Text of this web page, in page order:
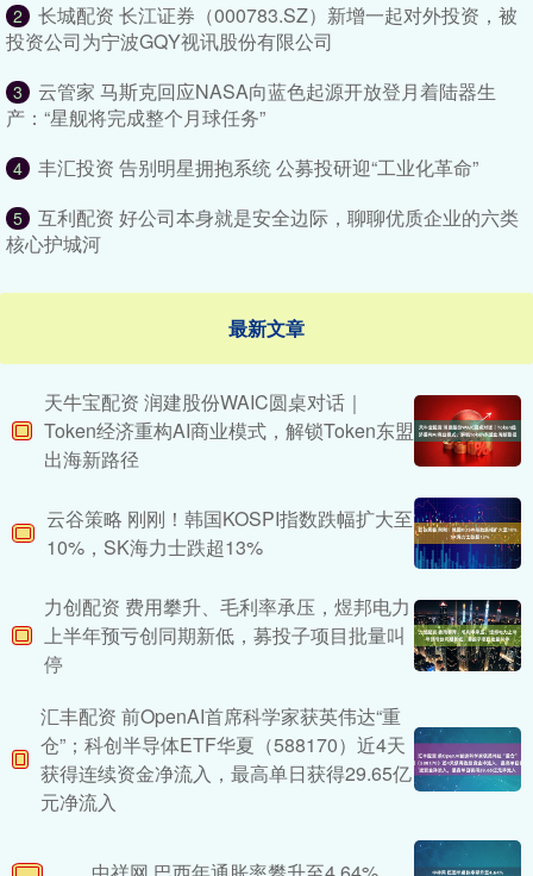
2
长城配资 长江证券（000783.SZ）新增一起对外投资，被
投资公司为宁波GQY视讯股份有限公司
3
云管家 马斯克回应NASA向蓝色起源开放登月着陆器生
产：“星舰将完成整个月球任务”
4 丰汇投资 告别明星拥抱系统 公募投研迎“工业化革命”
5
互利配资 好公司本身就是安全边际，聊聊优质企业的六类
核心护城河
最新文章
天牛宝配资 润建股份WAIC圆桌对话｜
Token经济重构AI商业模式，解锁Token东盟
出海新路径
云谷策略 刚刚！韩国KOSPI指数跌幅扩大至
10%，SK海力士跌超13%
力创配资 费用攀升、毛利率承压，煜邦电力
上半年预亏创同期新低，募投子项目批量叫
停
汇丰配资 前OpenAI首席科学家获英伟达“重
仓”；科创半导体ETF华夏（588170）近4天
获得连续资金净流入，最高单日获得29.65亿
元净流入